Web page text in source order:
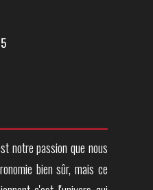
notre passion que nous
bien sûr, mais ce